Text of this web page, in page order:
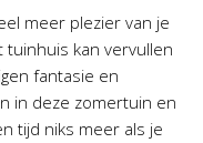
meer plezier van je
kan vervullen
fantasie en
in deze zomertuin en
tijd niks meer als je